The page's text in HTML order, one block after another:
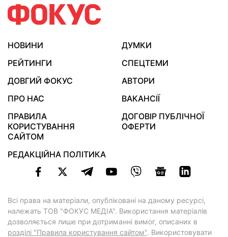
НОВИНИ
ДУМКИ
РЕЙТИНГИ
СПЕЦТЕМИ
ДОВГИЙ ФОКУС
АВТОРИ
ПРО НАС
ВАКАНСІЇ
ПРАВИЛА
КОРИСТУВАННЯ
САЙТОМ
ДОГОВІР ПУБЛІЧНОЇ
ОФЕРТИ
РЕДАКЦІЙНА ПОЛІТИКА
Всі права на матеріали, опубліковані на даному ресурсі,
належать ТОВ "ФОКУС МЕДІА". Використання матеріалів
дозволяється лише при дотриманні вимог, описаних в
розділі "Правила користування сайтом". Використовувати